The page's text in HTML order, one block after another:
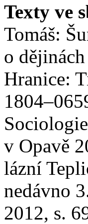
Texty ve
Tomáš:
o
Hranice:
v Opavě
lázní
nedávno
2012, s.